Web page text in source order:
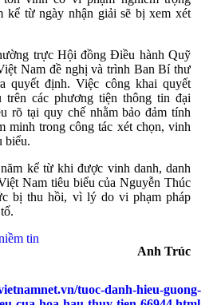
kể từ ngày nhận giải sẽ bị xem xét
trực Hội đồng Điều hành Quỹ
Nam đề nghị và trình Ban Bí thư
quyết định. Việc công khai quyết
trên các phương tiện thông tin đại
rõ tại quy chế nhằm bảo đảm tính
minh trong công tác xét chọn, vinh
biểu.
kể từ khi được vinh danh, danh
Nam tiêu biểu của Nguyễn Thúc
bị thu hồi, vì lý do vi phạm pháp
tin
Anh Trúc
tuoc-danh-hieu-guong-